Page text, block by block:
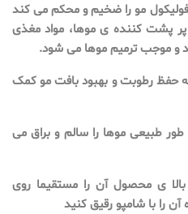
مو را ضخیم و محکم می کند
پشت کننده ی موها، موا‌د مغذی
و موجب ترمیم موها می شود.
حفظ رطوبت و بهبود بافت مو کمک
طبیعی موها را سالم و براق می
ی محصول آن را مستقیما روی
را با شامپو رقیق کنید